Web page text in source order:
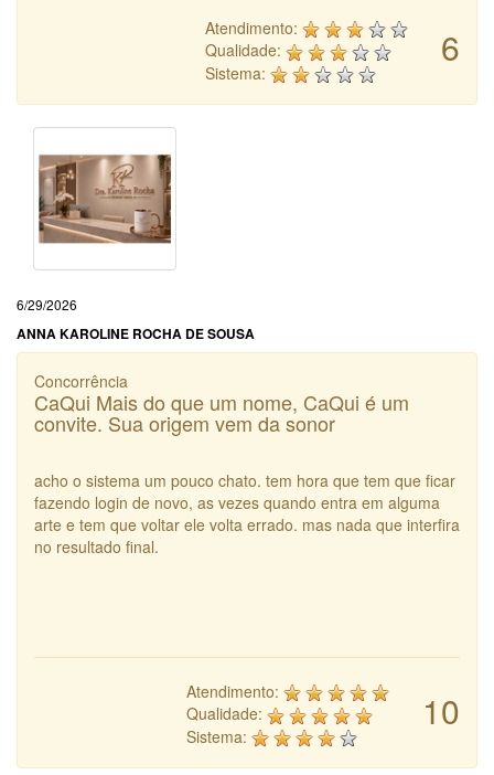
6
Atendimento:
Qualidade:
Sistema:
6/29/2026
ANNA KAROLINE ROCHA DE SOUSA
Concorrência
CaQui Mais do que um nome, CaQui é um
convite. Sua origem vem da sonor
acho o sistema um pouco chato. tem hora que tem que ficar
fazendo login de novo, as vezes quando entra em alguma
arte e tem que voltar ele volta errado. mas nada que interfira
no resultado final.
10
Atendimento:
Qualidade:
Sistema: